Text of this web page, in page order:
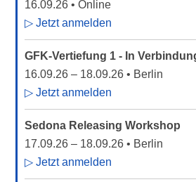
16.09.26 • Online
▷ Jetzt anmelden
GFK-Vertiefung 1 - In
16.09.26 – 18.09.26 • Berlin
▷ Jetzt anmelden
Sedona Releasing Workshop
17.09.26 – 18.09.26 • Berlin
▷ Jetzt anmelden